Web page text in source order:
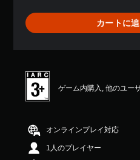
3
、
平
は
段
中
の
カートに
ゲーム内購入, 他のユー
オンラインプレイ対応
1人のプレイヤー